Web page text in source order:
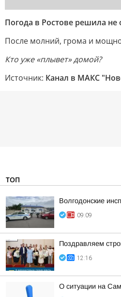
Погода в Ростове решила не
После молний, грома и
Кто уже «плывет» домой?
Источник: Канал в МАКС
ТОП
Волгодонские
09:09
Поздравляем
12:16
О ситуации на